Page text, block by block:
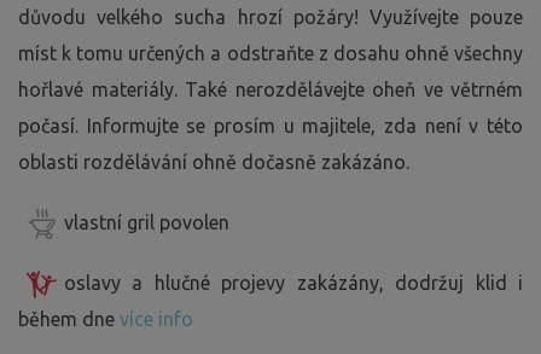
důvodu velkého sucha hrozí požáry! Využívejte pouze
míst k tomu určených a odstraňte z dosahu ohně všechny
hořlavé materiály. Také nerozdělávejte oheň ve větrném
počasí. Informujte se prosím u majitele, zda není v této
oblasti rozdělávání ohně dočasně zakázáno.
vlastní gril povolen
oslavy a hlučné projevy zakázány, dodržuj klid i
během dne více info